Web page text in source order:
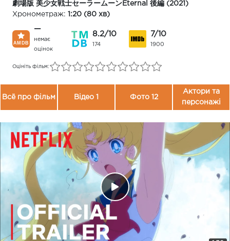
劇場版 美少女戦士セーラームーンEternal 後編 (2021)
Хронометраж: 1:20 (80 хв)
—
немає
оцінок
8.2/10
174
7/10
1900
Оцініть фільм:
Всё про фільм Відео 1 Фото 12
Актори та
персонажі